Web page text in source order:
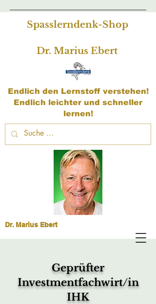
Spasslerndenk-Shop
Dr. Marius Ebert
Endlich den Lernstoff verstehen!
Endlich leichter und schneller
lernen!
Dr. Marius Ebert
Geprüfter
Investmentfachwirt/in
IHK